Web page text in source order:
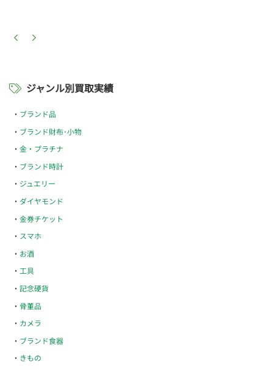
ジャンル別買取実績
ブランド品
ブランド財布･小物
金・プラチナ
ブランド時計
ジュエリー
ダイヤモンド
金券チケット
スマホ
お酒
工具
記念硬貨
骨董品
カメラ
ブランド食器
きもの